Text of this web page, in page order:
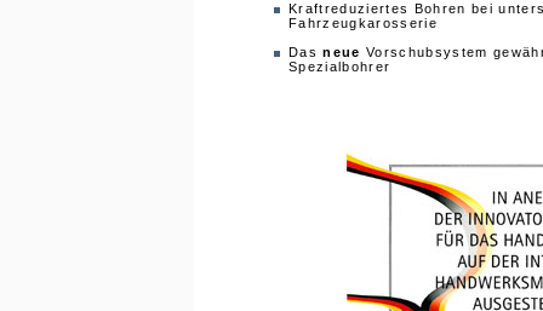
Kraftreduziertes Bohren bei
Fahrzeugkarosserie
Dasneue Vorschubsystem
Spezialbohrer